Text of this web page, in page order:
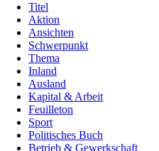
Titel
Aktion
Ansichten
Schwerpunkt
Thema
Inland
Ausland
Kapital & Arbeit
Feuilleton
Sport
Politisches Buch
Betrieb & Gewerkschaft